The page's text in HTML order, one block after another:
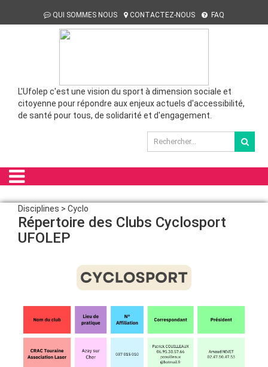
QUI SOMMES NOUS CONTACTEZ-NOUS FAQ
L'Ufolep c'est une vision du sport à dimension sociale et
citoyenne pour répondre aux enjeux actuels d'accessibilité,
de santé pour tous, de solidarité et d'engagement.
Disciplines > Cyclo
Répertoire des Clubs Cyclosport
UFOLEP